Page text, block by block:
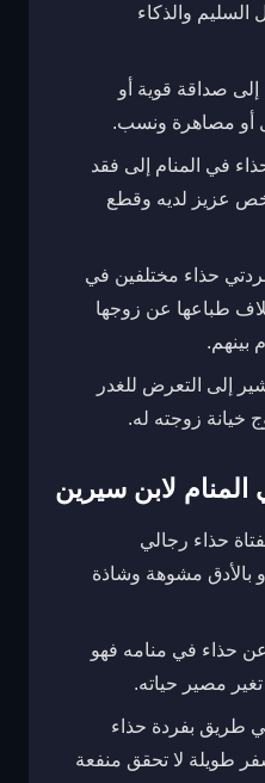
السليم والذكاء
إلى صداقة قوية أو
أو مصاهرة ونسب.
في المنام إلى فقد
عزيز لديه وقطع
حذاء مختلفين في
طباعها عن زوجها
بينهم.
إلى التعرض للغدر
خيانة زوجته له.
لابن سيرين
حذاء رجالي
بالأدق مشوهة وشاذة
حذاء في منامه فهو
مصير حياته.
طريق بفردة حذاء
طويلة لا تحقق منفعة